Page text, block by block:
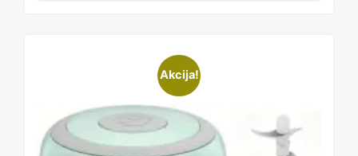
Akcija!
product